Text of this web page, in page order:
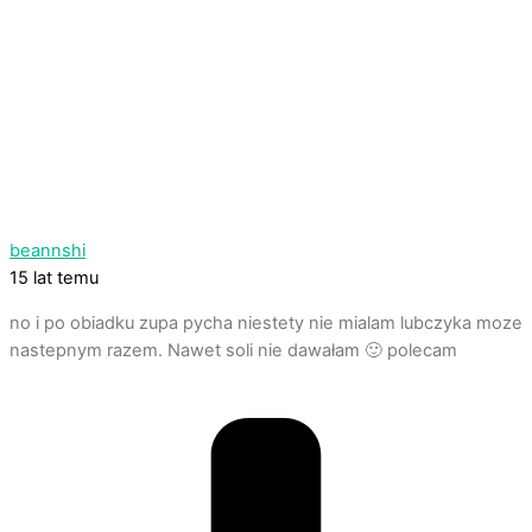
beannshi
15 lat temu
no i po obiadku zupa pycha niestety nie mialam lubczyka moze
nastepnym razem. Nawet soli nie dawałam 🙂 polecam